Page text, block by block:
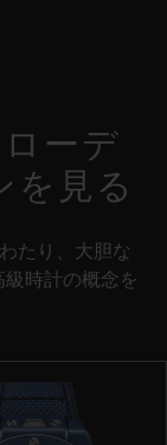
ーティング）
ーデ
を見る
たり、大胆な
時計の概念を